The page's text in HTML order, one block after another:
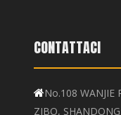
CONTATTACI
No.108 WANJIE
ZIBO,